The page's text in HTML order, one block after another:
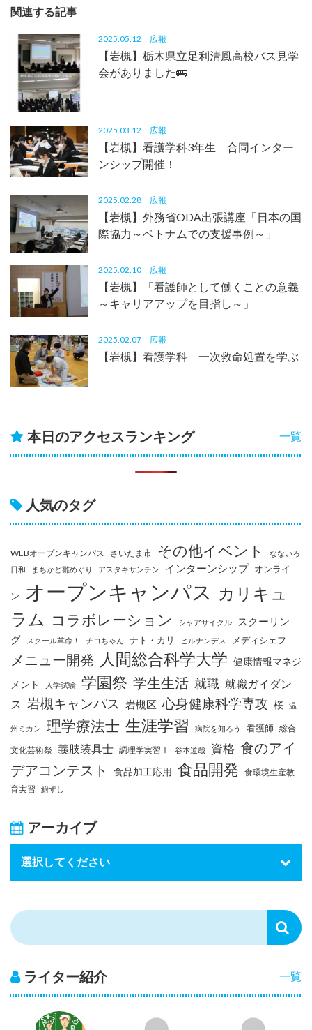
関連する記事
2025.05.12 広報
【岩槻】栃木県立足利清風高校バス見学
会がありました🚌
2025.03.12 広報
【岩槻】看護学科3年生 合同インター
ンシップ開催！
2025.02.28 広報
【岩槻】外務省ODA出張講座「日本の国
際協力～ベトナムでの支援事例～」
2025.02.10 広報
【岩槻】「看護師として働くことの意義
～キャリアアップを目指し～」
2025.02.07 広報
【岩槻】看護学科 一次救命処置を学ぶ
一覧
本日のアクセスランキング
人気のタグ
WEBオープンキャンパス さいたま市 その他イベント
なないろ
日和
まちかど雛めぐり アスタキサンチン インターンシップ オンライ
ン オープンキャンパス カリキュ
ラム コラボレーション シャアサイクル
スクーリン
グ
スクール革命！ チコちゃん ナト・カリ ヒルナンデス メディシェフ
メニュー開発 人間総合科学大学 健康情報マネジ
メント
入学試験 学園祭 学生生活 就職 就職ガイダン
ス 岩槻キャンパス 岩槻区 心身健康科学専攻 桜 温
州ミカン 理学療法士 生涯学習 病院を知ろう 看護師 総合
文化芸術祭 義肢装具士 調理学実習Ⅰ 谷本道哉 資格 食のアイ
デアコンテスト
食品加工応用 食品開発 食環境生産教
育実習
鮒ずし
アーカイブ
一覧
ライター紹介